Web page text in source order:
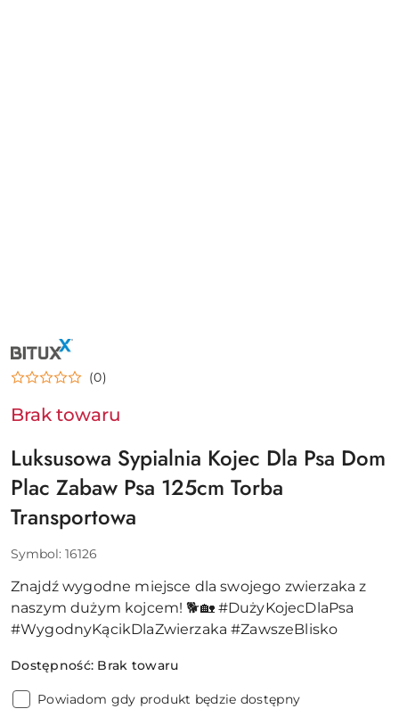
NAZWA
PRODUCENTA:
BITUXX
(0)
Brak towaru
Luksusowa Sypialnia Kojec Dla Psa Dom
Plac Zabaw Psa 125cm Torba
Transportowa
Symbol: 16126
Znajdź wygodne miejsce dla swojego zwierzaka z
naszym dużym kojcem! 🐕🏡 #DużyKojecDlaPsa
#WygodnyKącikDlaZwierzaka #ZawszeBlisko
Dostępność: Brak towaru
Powiadom gdy produkt będzie dostępny